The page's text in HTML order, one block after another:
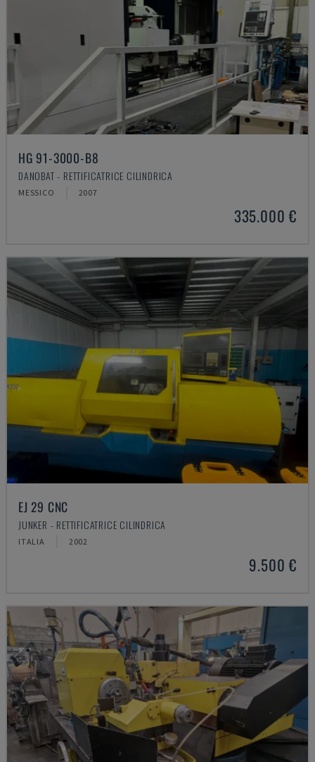
HG 91-3000-B8
DANOBAT - RETTIFICATRICE CILINDRICA
MESSICO 2007
335.000 €
EJ 29 CNC
JUNKER - RETTIFICATRICE CILINDRICA
ITALIA 2002
9.500 €